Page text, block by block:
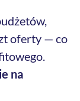
oferty — co
na